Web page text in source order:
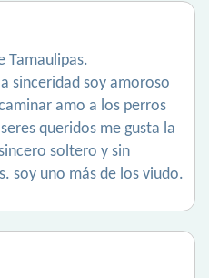
Tamaulipas.
sinceridad soy amoroso
amo a los perros
queridos me gusta la
soltero y sin
soy uno más de los viudo.